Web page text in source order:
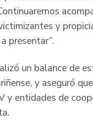
y
presentar”.
un balance de
y aseguró
y entidades de